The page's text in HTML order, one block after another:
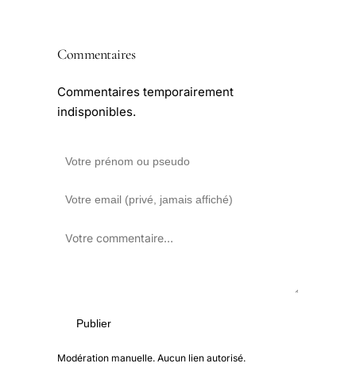
Commentaires
Commentaires temporairement
indisponibles.
Publier
Modération manuelle. Aucun lien autorisé.